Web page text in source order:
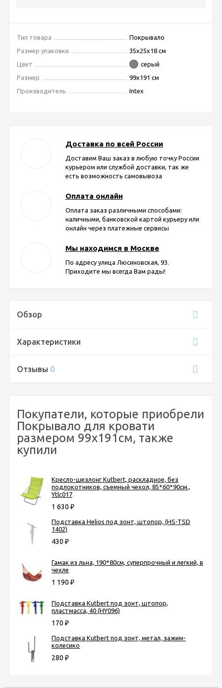
Тип товара
Покрывало
Размер упаковки
35х25х18 см
Цвет
серый
Размер
99х191 см
Производитель
Intex
Доставка по всей России
Доставим Ваш заказ в любую точку России
курьером или службой доставки, так же
есть возможность самовывоза
Оплата онлайн
Оплата заказ различными способами:
наличными, банковской картой курьеру или
онлайн через платежные сервисы
Мы находимся в Москве
По адресу улица Люсиновская, 93.
Приходите мы всегда Вам рады!
Обзор
Характеристики
Отзывы 0
Покупатели, которые приобрели
Покрывало для кровати
размером 99х191см, также
купили
Кресло-шезлонг Kutbert, раскладное, без
подлокотников, съемный чехол, 85*60*90см.,
Ytlc017
1 630 ₽
Подставка Helios под зонт, штопор, (HS-TSD
1402)
430 ₽
Гамак из льна, 190*80см, суперпрочный и легкий, в
чехле
1 190 ₽
Подставка Kutbert под зонт, штопор,
пластмасса, 40 (HY096)
170 ₽
Подставка Kutbert под зонт, метал, зажим-
колесико
280 ₽